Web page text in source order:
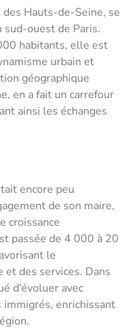
Hauts-de-Seine, se
ouest de Paris.
habitants, elle est
urbain et
géographique
en a fait un carrefour
ainsi les échanges
encore peu
de son maire,
croissance
passée de 4 000 à 20
le
des services. Dans
d’évoluer avec
immigrés, enrichissant